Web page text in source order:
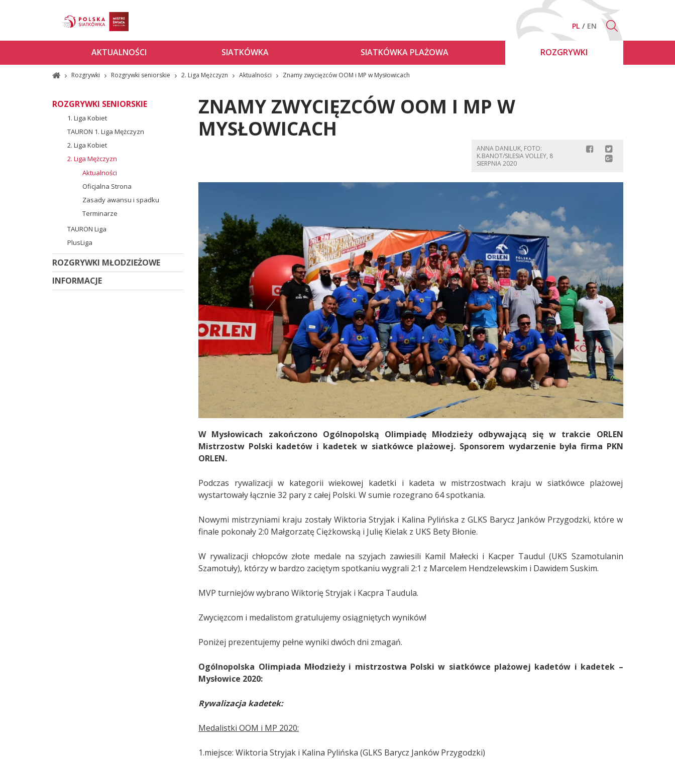
PL EN
AKTUALNOŚCI SIATKÓWKA SIATKÓWKA PLAŻOWA ROZGRYWKI
Rozgrywki Rozgrywki seniorskie 2. Liga Mężczyzn Aktualności Znamy zwycięzców OOM i MP w Mysłowicach
ROZGRYWKI SENIORSKIE
1. Liga Kobiet
TAURON 1. Liga Mężczyzn
2. Liga Kobiet
2. Liga Mężczyzn
Aktualności
Oficjalna Strona
Zasady awansu i spadku
Terminarze
TAURON Liga
PlusLiga
ROZGRYWKI MŁODZIEŻOWE
INFORMACJE
ZNAMY ZWYCIĘZCÓW OOM I MP W
MYSŁOWICACH
ANNA DANILUK, FOTO:
K.BANOT/SILESIA VOLLEY, 8
SIERPNIA 2020
W Mysłowicach zakończono Ogólnopolską Olimpiadę Młodzieży odbywającą się w trakcie ORLEN
Mistrzostw Polski kadetów i kadetek w siatkówce plażowej. Sponsorem wydarzenie była firma PKN
ORLEN.
Podczas rywalizacji w kategorii wiekowej kadetki i kadeta w mistrzostwach kraju w siatkówce plażowej
wystartowały łącznie 32 pary z całej Polski. W sumie rozegrano 64 spotkania.
Nowymi mistrzyniami kraju zostały Wiktoria Stryjak i Kalina Pylińska z GLKS Barycz Janków Przygodzki, które w
finale pokonały 2:0 Małgorzatę Ciężkowską i Julię Kielak z UKS Bety Błonie.
W rywalizacji chłopców złote medale na szyjach zawiesili Kamil Małecki i Kacper Taudul (UKS Szamotulanin
Szamotuły), którzy w bardzo zaciętym spotkaniu wygrali 2:1 z Marcelem Hendzelewskim i Dawidem Suskim.
MVP turniejów wybrano Wiktorię Stryjak i Kacpra Taudula.
Zwycięzcom i medalistom gratulujemy osiągniętych wyników!
Poniżej prezentujemy pełne wyniki dwóch dni zmagań.
Ogólnopolska Olimpiada Młodzieży i mistrzostwa Polski w siatkówce plażowej kadetów i kadetek –
Mysłowice 2020:
Rywalizacja kadetek:
Medalistki OOM i MP 2020:
1.miejsce: Wiktoria Stryjak i Kalina Pylińska (GLKS Barycz Janków Przygodzki)